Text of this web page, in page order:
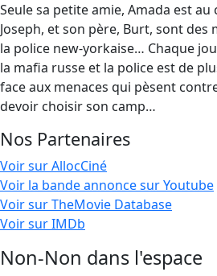
Seule sa petite amie, Amada est
Joseph, et son père, Burt, sont
la police new-yorkaise… Chaque
la mafia russe et la police est de
face aux menaces qui pèsent
devoir choisir son camp…
Nos Partenaires
Voir sur AllocCiné
Voir la bande annonce sur Youtube
Voir sur TheMovie Database
Voir sur IMDb
Non-Non dans l'espace